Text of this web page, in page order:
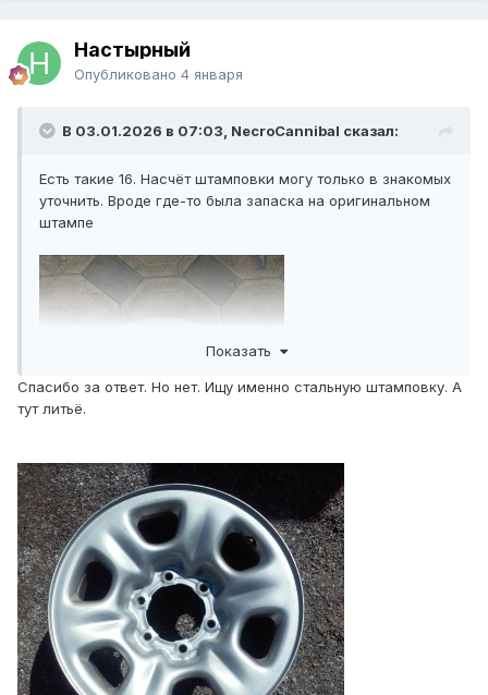
Настырный
Опубликовано 4 января
В 03.01.2026 в 07:03, NecroCannibal сказал:
Есть такие 16. Насчёт штамповки могу только в знакомых
уточнить. Вроде где-то была запаска на оригинальном
штампе
Показать
Спасибо за ответ. Но нет. Ищу именно стальную штамповку. А
тут литьё.